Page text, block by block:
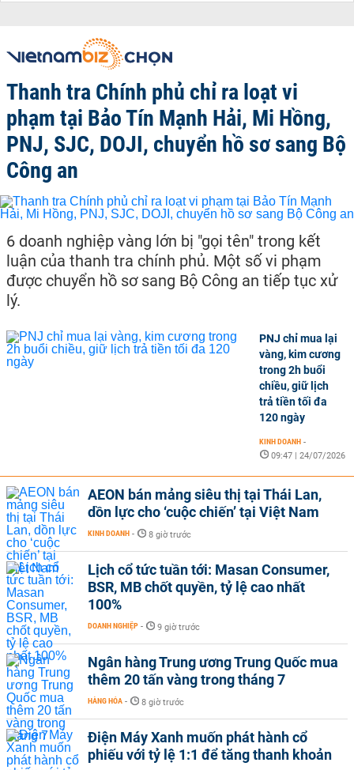
Thanh tra Chính phủ chỉ ra loạt vi
phạm tại Bảo Tín Mạnh Hải, Mi Hồng,
PNJ, SJC, DOJI, chuyển hồ sơ sang Bộ
Công an
6 doanh nghiệp vàng lớn bị "gọi tên" trong kết
luận của thanh tra chính phủ. Một số vi phạm
được chuyển hồ sơ sang Bộ Công an tiếp tục xử
lý.
PNJ chỉ mua lại
vàng, kim cương
trong 2h buổi
chiều, giữ lịch
trả tiền tối đa
120 ngày
KINH DOANH -
09:47 | 24/07/2026
AEON bán mảng siêu thị tại Thái Lan,
dồn lực cho ‘cuộc chiến’ tại Việt Nam
KINH DOANH - 8 giờ trước
Lịch cổ tức tuần tới: Masan Consumer,
BSR, MB chốt quyền, tỷ lệ cao nhất
100%
DOANH NGHIỆP - 9 giờ trước
Ngân hàng Trung ương Trung Quốc mua
thêm 20 tấn vàng trong tháng 7
HÀNG HÓA - 8 giờ trước
Điện Máy Xanh muốn phát hành cổ
phiếu với tỷ lệ 1:1 để tăng thanh khoản